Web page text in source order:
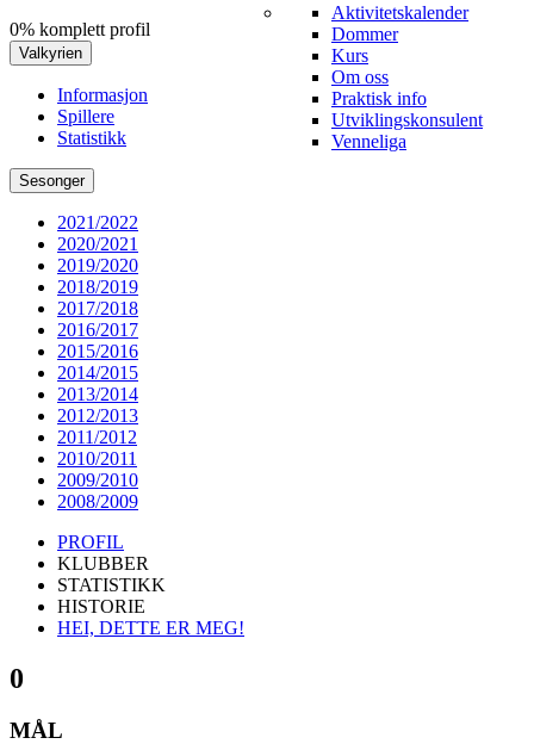
Aktivitetskalender
Dommer
Kurs
Om oss
Praktisk info
Utviklingskonsulent
Venneliga
0% komplett profil
Valkyrien
Informasjon
Spillere
Statistikk
Sesonger
2021/2022
2020/2021
2019/2020
2018/2019
2017/2018
2016/2017
2015/2016
2014/2015
2013/2014
2012/2013
2011/2012
2010/2011
2009/2010
2008/2009
PROFIL
KLUBBER
STATISTIKK
HISTORIE
HEI, DETTE ER MEG!
0
MÅL